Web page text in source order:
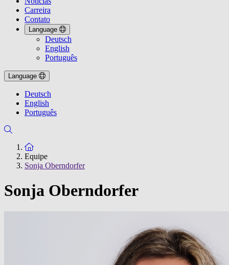
Carreira
Contato
Language
Deutsch
English
Português
Language
Deutsch
English
Português
To the homepage
Equipe
Sonja Oberndorfer
Sonja Oberndorfer